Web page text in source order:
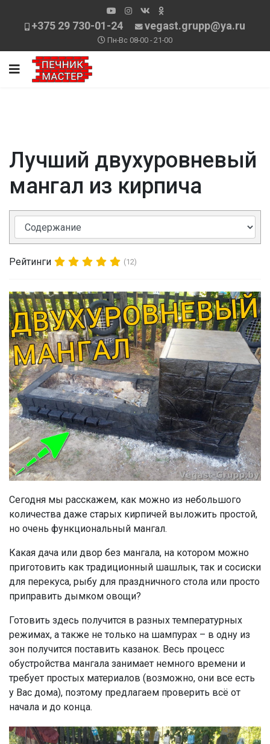
+375 29 730-01-24 vegast.grupp@ya.ru
Пн-Вс 08-00 - 21-00
Лучший двухуровневый
мангал из кирпича
Рейтинги (12)
Сегодня мы расскажем, как можно из небольшого
количества даже старых кирпичей выложить простой,
но очень функциональный мангал.
Какая дача или двор без мангала, на котором можно
приготовить как традиционный шашлык, так и сосиски
для перекуса, рыбу для праздничного стола или просто
приправить дымком овощи?
Готовить здесь получится в разных температурных
режимах, а также не только на шампурах – в одну из
зон получится поставить казанок. Весь процесс
обустройства мангала занимает немного времени и
требует простых материалов (возможно, они все есть
у Вас дома), поэтому предлагаем проверить всё от
начала и до конца.